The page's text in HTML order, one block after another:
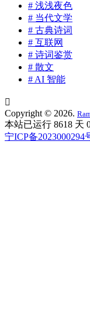
# 浅浅夜色
# 当代文学
# 古典诗词
# 互联网
# 诗词鉴赏
# 散文
# AI 智能

Copyright © 2026.
本站已运行 8618 天
宁ICP备2023000294